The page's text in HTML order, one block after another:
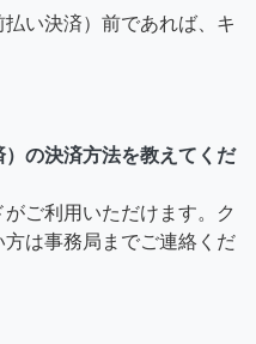
い決済）前であれば、キ
の決済方法を教えてくだ
ご利用いただけます。ク
は事務局までご連絡くだ